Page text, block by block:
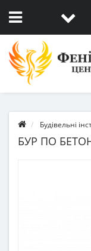
Будівельні
БУР ПО